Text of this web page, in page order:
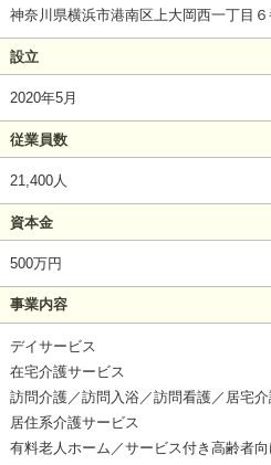
神奈川県横浜市港南区上大岡西一丁目
設立
2020年5月
従業員数
21,400人
資本金
500万円
事業内容
デイサービス
在宅介護サービス
訪問介護／訪問入浴／訪問看護／居宅介
居住系介護サービス
有料老人ホーム／サービス付き高齢者